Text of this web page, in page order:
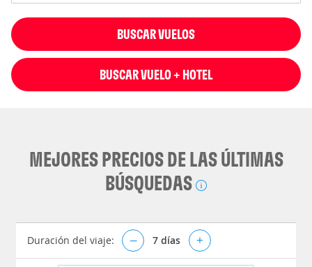
BUSCAR VUELOS
BUSCAR VUELO + HOTEL
MEJORES PRECIOS DE LAS ÚLTIMAS
BÚSQUEDAS
Duración del viaje: – 7 días +